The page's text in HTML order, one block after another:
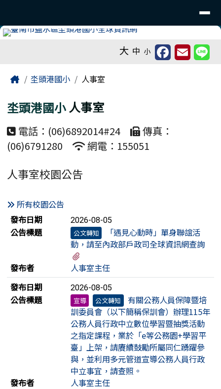
臺南市鹽水區坔頭港國小 - 活力多元
大 中 小
Home坔頭港國小 人事室
坔頭港國小人事室
電話：(06)6892014#24
傳真：
(06)6791280
網電：155051
人事室校園公告
所有校園公告
新聞列表
發布日期 2026-08-05
公告標題 公文轉知
「遇見心動時」單身聯誼活
動，請至內政部戶政司全球資訊網查詢
發布者
人事室主任
發布日期
2026-08-05
公告標題 宣導 公文轉知
有關公務人員保障暨培
訓委員會（以下簡稱保訓會）辦理115年
公務人員行政中立數位學習暨抽獎活動
之指定課程，業於「e等公務園+學習平
臺」上架，請賡續鼓勵所屬同仁踴躍參
與，並利用多元管道宣導公務人員行政
中立事宜，請查照。
發布者
人事室主任